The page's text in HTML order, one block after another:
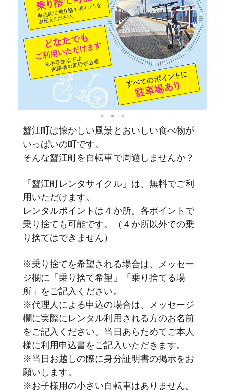
蟹江町は懐かしい風景とおいしい食べ物が
いっぱいの町です。
そんな蟹江町を自転車で周遊しませんか？
「蟹江町レンタサイクル」は、無料でご利
用いただけます。
レンタルポイントは４か所。各ポイントで
乗り捨ても可能です。（４か所以外での乗
り捨てはできません）
※乗り捨てを希望される場合は、メッセー
ジ欄に「乗り捨て希望」「乗り捨てる場
所」をご記入ください。
※代理人による申込の場合は、メッセージ
欄に実際にレンタル利用される方のお名前
をご記入ください。当日あらためてご本人
様に利用申込書をご記入いただきます。
※当日お越しの際に身分証明書の掲示をお
願いします。
※お子様用の小さい自転車はありません。